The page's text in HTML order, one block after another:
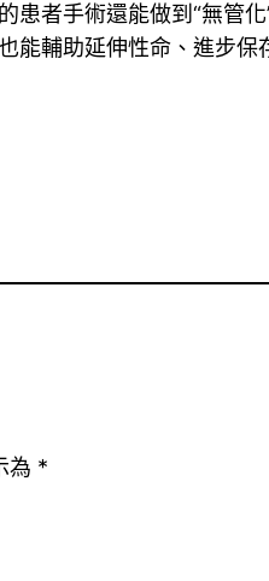
患者手術還能做到“無管
能輔助延伸性命、進步保
為 *